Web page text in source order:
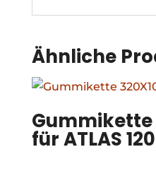
Ähnliche
Gummikette
für ATLAS